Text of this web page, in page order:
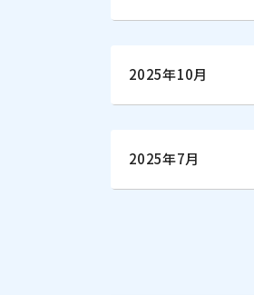
2025年10月
2025年7月